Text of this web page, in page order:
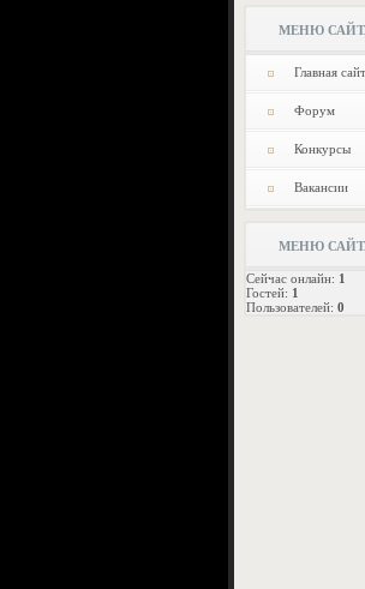
МЕНЮ
Главная
Форум
Конкурсы
Вакансии
МЕНЮ
Сейчас онлайн: 1
Гостей: 1
Пользователей: 0